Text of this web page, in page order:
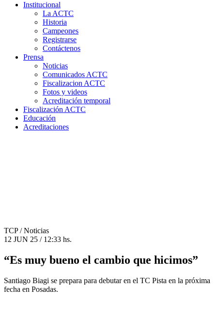
Institucional
La ACTC
Historia
Campeones
Registrarse
Contáctenos
Prensa
Noticias
Comunicados ACTC
Fiscalizacion ACTC
Fotos y videos
Acreditación temporal
Fiscalización ACTC
Educación
Acreditaciones
TCP/ Noticias
12 JUN 25 / 12:33 hs.
“Es muy bueno el cambio que hicimos”
Santiago Biagi se prepara para debutar en el TC Pista en la próxima
fecha en Posadas.